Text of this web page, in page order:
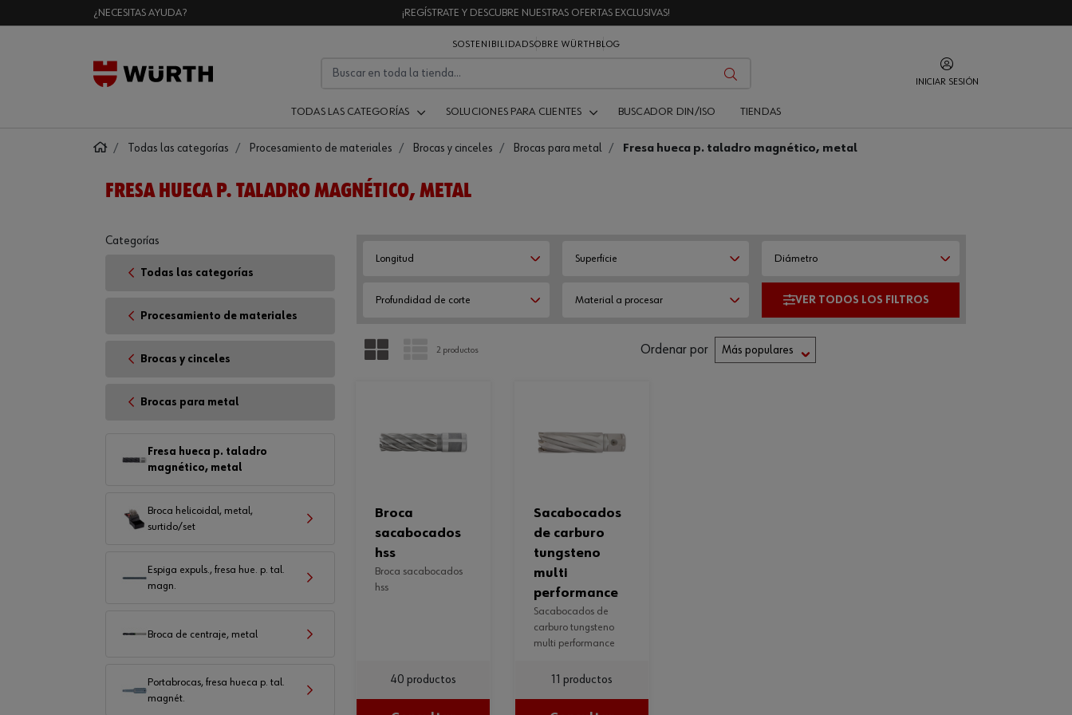
¿NECESITAS AYUDA? ¡REGÍSTRATE Y DESCUBRE NUESTRAS OFERTAS EXCLUSIVAS!
SOSTENIBILIDADSOBRE WÜRTH BLOG
INICIAR SESIÓN
TODAS LAS CATEGORÍAS SOLUCIONES PARA CLIENTES BUSCADOR DIN/ISO TIENDAS
Todas las categorías Procesamiento de materiales Brocas y cinceles Brocas para metal Fresa hueca p. taladro magnético, metal
FRESA HUECA P. TALADRO MAGNÉTICO, METAL
Longitud Superficie Diámetro
Profundidad de corte Material a procesar
PARRILLA LISTA
2 productos Ordenar por
broca
sacabocados
hss
broca sacabocados
hss
40 productos
sacabocados
de carburo
tungsteno
multi
performance
sacabocados de
carburo tungsteno
multi performance
11 productos
Categorías
Todas las categorías
Procesamiento de materiales
Brocas y cinceles
Brocas para metal
Fresa hueca p. taladro
magnético, metal
Broca helicoidal, metal,
surtido/set
Espiga expuls., fresa hue. p. tal.
magn.
Broca de centraje, metal
Portabrocas, fresa hueca p. tal.
magnét.